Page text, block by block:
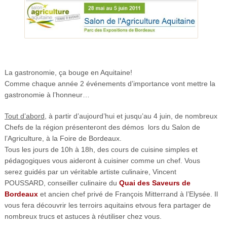
La gastronomie, ça bouge en Aquitaine!
Comme chaque année 2 événements d’importance vont mettre la
gastronomie à l’honneur…
Tout d’abord , à partir d’aujourd’hui et jusqu’au 4 juin, de nombreux
Chefs de la région présenteront des démos lors du Salon de
l’Agriculture, à la Foire de Bordeaux.
Tous les jours de 10h à 18h, des cours de cuisine simples et
pédagogiques vous aideront à cuisiner comme un chef. Vous
serez guidés par un véritable artiste culinaire, Vincent
POUSSARD, conseiller culinaire du Quai des Saveurs de
Bordeauxet ancien chef privé de François Mitterrand à l’Elysée. Il
vous fera découvrir les terroirs aquitains etvous fera partager de
nombreux trucs et astuces à réutiliser chez vous.